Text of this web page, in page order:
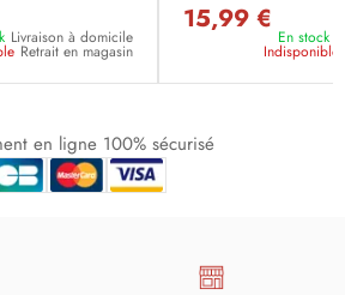
Livraison à domicile
Retrait en magasin
15,99 €
En stock
Indisponible
en ligne 100% sécurisé